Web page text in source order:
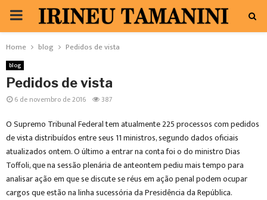
PRIMARY
MENU
Home blog Pedidos de vista
blog
Pedidos de vista
6 de novembro de 2016 387
O Supremo Tribunal Federal tem atualmente 225 processos com pedidos
de vista distribuídos entre seus 11 ministros, segundo dados oficiais
atualizados ontem. O último a entrar na conta foi o do ministro Dias
Toffoli, que na sessão plenária de anteontem pediu mais tempo para
analisar ação em que se discute se réus em ação penal podem ocupar
cargos que estão na linha sucessória da Presidência da República.